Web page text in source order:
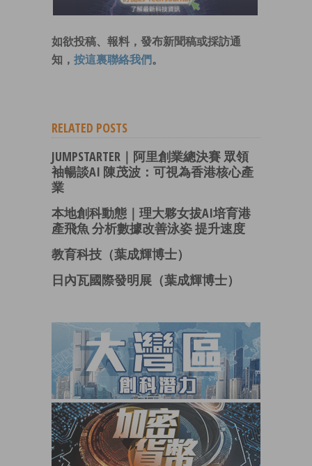
如欲投稿、報料，發布新聞稿或採訪通
知， 按這裏聯絡我們 。
RELATED POSTS
JUMPSTARTER｜阿里創業總決賽 眾領
袖暢談AI 陳茂波：可視為香港核心產
業
本地創科動態｜理大夥女拔AI培育港
產飛魚 分析數據改善泳姿 提升速度
教育科技（葉成輝博士）
日內瓦國際發明展（葉成輝博士）